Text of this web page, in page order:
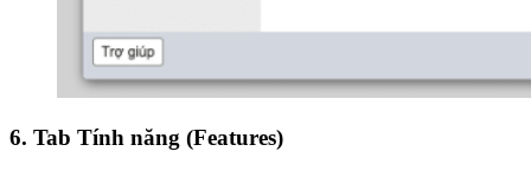
6. Tab Tính năng (Features)